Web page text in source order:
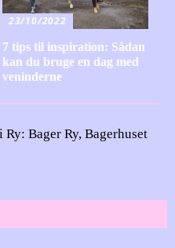
23/10/2022
7 tips til inspiration: Sådan
kan du bruge en dag med
veninderne
Bager Ry, Bagerhuset